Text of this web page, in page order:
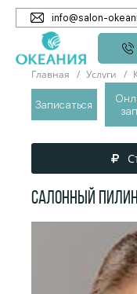
info@salon-
Записаться
Главная Услуги
ПИЛИНГИ
Салонный